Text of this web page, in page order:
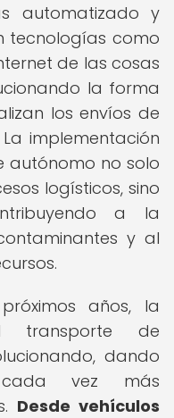
automatizado y
tecnologías como
de las cosas
la forma
los envíos de
implementación
autónomo no solo
logísticos, sino
a la
y al
años, la
transporte de
dando
vez más
Desde vehículos